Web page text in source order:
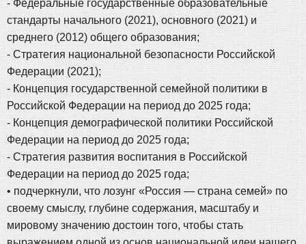
- Федеральные государственные образовательные
стандарты начального (2021), основного (2021) и
среднего (2012) общего образования;
- Стратегия национальной безопасности Российской
Федерации (2021);
- Концепция государственной семейной политики в
Российской Федерации на период до 2025 года;
- Концепция демографической политики Российской
Федерации на период до 2025 года;
- Стратегия развития воспитания в Российской
Федерации на период до 2025 года;
• подчеркнули, что лозунг «Россия — страна семей» по
своему смыслу, глубине содержания, масштабу и
мировому значению достоин того, чтобы стать